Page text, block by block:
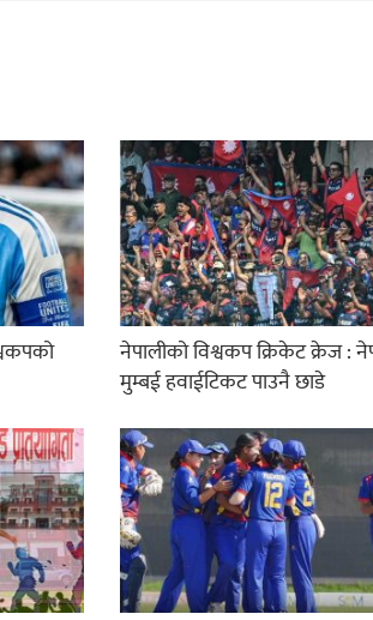
नेपालीको विश्वकप क्रिकेट क्रेज :
मुम्बई हवाईटिकट पाउनै छाडे